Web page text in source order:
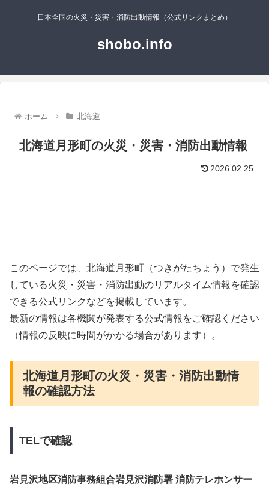
日本全国の火災・災害・消防出動情報（公式リンクまとめ）
shobo.info
ホーム 北海道
北海道月形町の火災・災害・消防出動情報
2026.02.25
このページでは、北海道月形町（つきがたちょう）で発生
している火災・災害・消防出動のリアルタイム情報を確認
できる公式リンクなどを掲載しています。
最新の情報は各機関が発表する公式情報をご確認ください
（情報の反映に時間がかかる場合があります）。
北海道月形町の火災・災害・消防出動情
報の確認方法
TELで確認
岩見沢地区消防事務組合岩見沢消防署 消防テレホンサー